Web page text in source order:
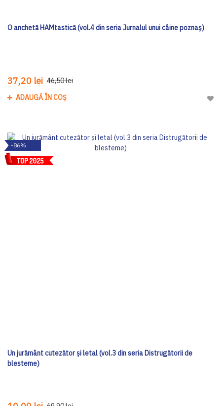
O anchetă HAMtastică (vol.4 din seria Jurnalul unui câine poznaș)
37,20 lei 46,50 lei
ADAUGĂ ÎN COȘ
-86%
Un jurământ cutezător și letal (vol.3 din seria Distrugătorii de
blesteme)